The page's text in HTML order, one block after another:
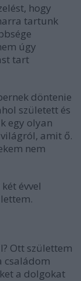
hogy
tartunk
úgy
tart
döntenie
született és
egy olyan
amit ő.
nem
évvel
Ott születtem
családom
a dolgokat